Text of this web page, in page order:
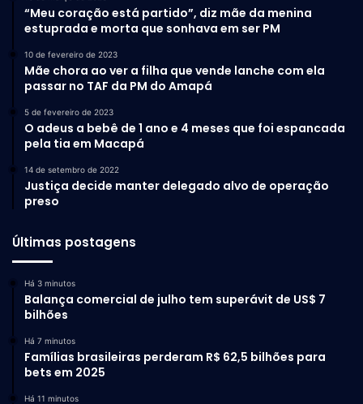
“Meu coração está partido”, diz mãe da menina
estuprada e morta que sonhava em ser PM
10 de fevereiro de 2023
Mãe chora ao ver a filha que vende lanche com ela
passar no TAF da PM do Amapá
5 de fevereiro de 2023
O adeus a bebê de 1 ano e 4 meses que foi espancada
pela tia em Macapá
14 de setembro de 2022
Justiça decide manter delegado alvo de operação
preso
Últimas postagens
Há 3 minutos
Balança comercial de julho tem superávit de US$ 7
bilhões
Há 7 minutos
Famílias brasileiras perderam R$ 62,5 bilhões para
bets em 2025
Há 11 minutos